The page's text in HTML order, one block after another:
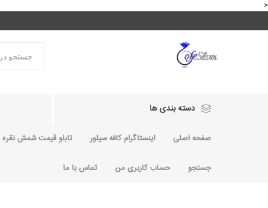
<
دسته بندی ها
صفحه اصلی اینستاگرام کافه سیلور تابلو قیمت شمش نقره
جستجو حساب کاربری من تماس با ما